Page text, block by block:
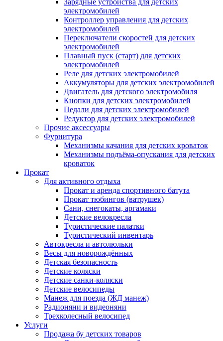
Зарядные устройства для детских
электромобилей
Контроллер управления для детских
электромобилей
Переключатели скоростей для детских
электромобилей
Плавный пуск (старт) для детских
электромобилей
Реле для детских электромобилей
Аккумуляторы для детских электромобилей
Двигатель для детского электромобиля
Кнопки для детских электромобилей
Педали для детских электромобилей
Редуктор для детских электромобилей
Прочие аксессуары
Фурнитура
Механизмы качания для детских кроваток
Механизмы подъёма-опускания для детских
кроваток
Прокат
Для активного отдыха
Прокат и аренда спортивного батута
Прокат тюбингов (ватрушек)
Сани, снегокаты, аргамаки
Детские велокресла
Туристические палатки
Туристический инвентарь
Автокресла и автолюльки
Весы для новорождённых
Детская безопасность
Детские коляски
Детские санки-коляски
Детские велосипеды
Манеж для поезда (ЖД манеж)
Радионяни и видеоняни
Трехколесный велосипед
Услуги
Продажа бу детских товаров